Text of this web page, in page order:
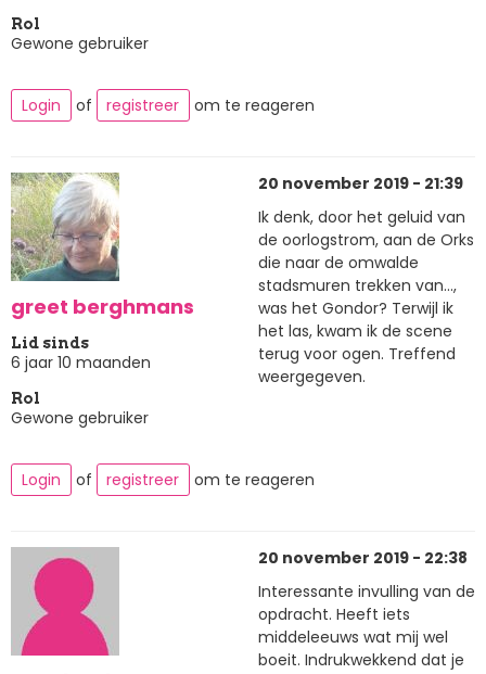
Rol
Gewone gebruiker
Login of registreer om te reageren
greet berghmans
Lid sinds
6 jaar 10 maanden
Rol
Gewone gebruiker
20 november 2019 - 21:39
Ik denk, door het geluid van
de oorlogstrom, aan de Orks
die naar de omwalde
stadsmuren trekken van...,
was het Gondor? Terwijl ik
het las, kwam ik de scene
terug voor ogen. Treffend
weergegeven.
Login of registreer om te reageren
20 november 2019 - 22:38
Interessante invulling van de
opdracht. Heeft iets
middeleeuws wat mij wel
boeit. Indrukwekkend dat je